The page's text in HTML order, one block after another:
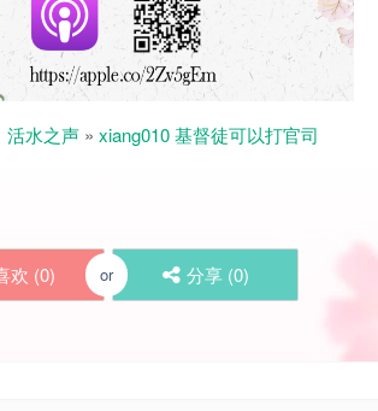
活水之声 » xiang010 基督徒可以打官司
欢 (0) or 分享 (0)